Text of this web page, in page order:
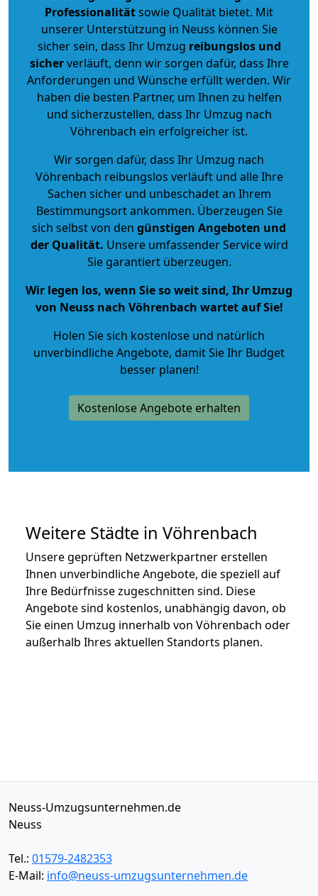
Professionalitätsowie Qualität bietet. Mit
unserer Unterstützung in Neuss können Sie
sicher sein, dass Ihr Umzug reibungslos und
sicherverläuft, denn wir sorgen dafür, dass Ihre
Anforderungen und Wünsche erfüllt werden. Wir
haben die besten Partner, um Ihnen zu helfen
und sicherzustellen, dass Ihr Umzug nach
Vöhrenbach ein erfolgreicher ist.
Wir sorgen dafür, dass Ihr Umzug nach
Vöhrenbach reibungslos verläuft und alle Ihre
Sachen sicher und unbeschadet an Ihrem
Bestimmungsort ankommen. Überzeugen Sie
sich selbst von den günstigen Angeboten und
der Qualität. Unsere umfassender Service wird
Sie garantiert überzeugen.
Wir legen los, wenn Sie so weit sind, Ihr Umzug
von Neuss nach Vöhrenbach wartet auf Sie!
Holen Sie sich kostenlose und natürlich
unverbindliche Angebote, damit Sie Ihr Budget
besser planen!
Kostenlose Angebote erhalten
Weitere Städte in Vöhrenbach
Unsere geprüften Netzwerkpartner erstellen
Ihnen unverbindliche Angebote, die speziell auf
Ihre Bedürfnisse zugeschnitten sind. Diese
Angebote sind kostenlos, unabhängig davon, ob
Sie einen Umzug innerhalb von Vöhrenbach oder
außerhalb Ihres aktuellen Standorts planen.
Neuss-Umzugsunternehmen.de
Neuss
Tel.: 01579-2482353
E-Mail: info@neuss-umzugsunternehmen.de